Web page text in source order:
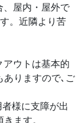
屋内・屋外で
。近隣より苦
ウトは基本的
ありますので､ご
様に支障が出
ます。